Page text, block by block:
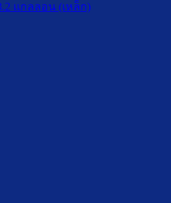
แกลลอน (เหล็ก)